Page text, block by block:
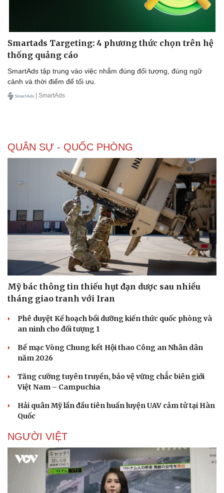
Làm đẹp - giảm cân
Phòng mạch online
Ăn sạch sống khỏe
Smartads Targeting: 4 phương thức chọn trên hệ
thống quảng cáo
SmartAds tập trung vào việc nhắm đúng đối tượng, đúng ngữ
cảnh và thời điểm để tối ưu.
| SmartAds
QUÂN SỰ - QUỐC PHÒNG
Mỹ bác thông tin thiếu hụt đạn dược sau nhiều
tháng giao tranh với Iran
Phê duyệt Kế hoạch bồi dưỡng kiến thức quốc phòng và
an ninh cho đối tượng 1
Bế mạc Vòng Chung kết Hội thao Công an Nhân dân
năm 2026
Tăng cường tuyên truyền, bảo vệ vững chắc biên giới
Việt Nam – Campuchia
Hải quân Mỹ lần đầu tiên huấn luyện UAV cảm tử tại Hàn
Quốc
NGƯỜI VIỆT